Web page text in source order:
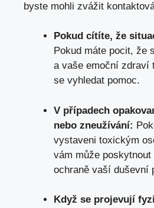
byste mohli zvážit
Pokud cítíte, že
Pokud máte pocit, že
a vaše emoční zdraví
se vyhledat pomoc.
V případech
nebo zneužívání:
vystaveni toxickým
vám může
ochraně vaší duševní
Když se projevují